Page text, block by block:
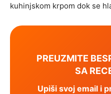
kuhinjskom krpom dok se
PREUZMITE
SA
Upiši svoj email i